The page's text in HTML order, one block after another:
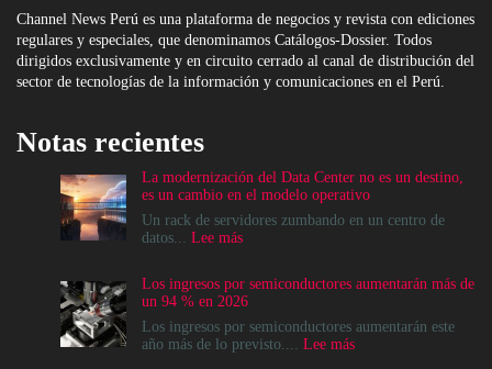
Channel News Perú es una plataforma de negocios y revista con ediciones
regulares y especiales, que denominamos Catálogos-Dossier. Todos
dirigidos exclusivamente y en circuito cerrado al canal de distribución del
sector de tecnologías de la información y comunicaciones en el Perú.
Notas recientes
La modernización del Data Center no es un destino,
es un cambio en el modelo operativo
Un rack de servidores zumbando en un centro de
datos... Lee más:
del
Data
Center
no
Los ingresos por semiconductores aumentarán más de
un 94 % en 2026
Los ingresos por semiconductores aumentarán este
año más de lo previsto.... Lee más: